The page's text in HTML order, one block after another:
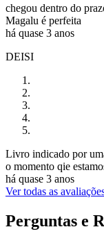
chegou dentro do
Magalu é perfeita
há quase 3 anos
DEISI
Livro indicado por
o momento qie
há quase 3 anos
Ver todas as
Perguntas e